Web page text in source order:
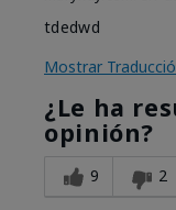
tdedwd
Mostrar
¿Le ha
opinión?
9 2